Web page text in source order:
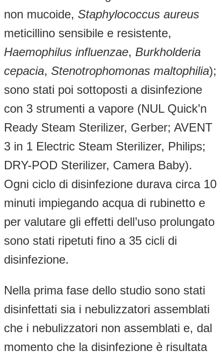
non mucoide, Staphylococcus aureus
meticillino sensibile e resistente,
Haemophilus influenzae, Burkholderia
cepacia, Stenotrophomonas maltophilia);
sono stati poi sottoposti a disinfezione
con 3 strumenti a vapore (NUL Quick’n
Ready Steam Sterilizer, Gerber; AVENT
3 in 1 Electric Steam Sterilizer, Philips;
DRY-POD Sterilizer, Camera Baby).
Ogni ciclo di disinfezione durava circa 10
minuti impiegando acqua di rubinetto e
per valutare gli effetti dell’uso prolungato
sono stati ripetuti fino a 35 cicli di
disinfezione.
Nella prima fase dello studio sono stati
disinfettati sia i nebulizzatori assemblati
che i nebulizzatori non assemblati e, dal
momento che la disinfezione è risultata